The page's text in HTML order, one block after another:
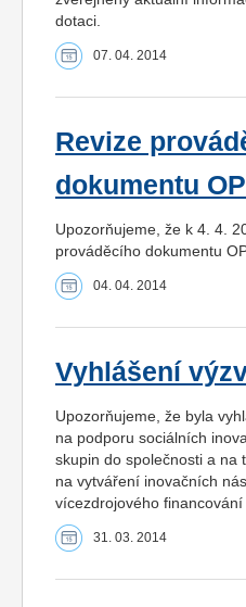
dotaci.
07. 04. 2014
Revize
dokumentu
Upozorňujeme, že k 4. 4.
prováděcího dokumentu
04. 04. 2014
Vyhlášení
Upozorňujeme, že byla
na podporu sociálních
skupin do společnosti a na
na vytváření inovačních
vícezdrojového financování
31. 03. 2014